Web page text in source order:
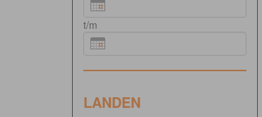
t/m
LANDEN